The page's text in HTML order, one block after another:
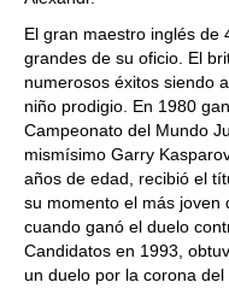
El gran maestro inglés de
grandes de su oficio. El
numerosos éxitos siendo
niño prodigio. En 1980
Campeonato del Mundo
mismísimo Garry
años de edad, recibió el
su momento el más joven
cuando ganó el duelo
Candidatos en 1993,
un duelo por la corona